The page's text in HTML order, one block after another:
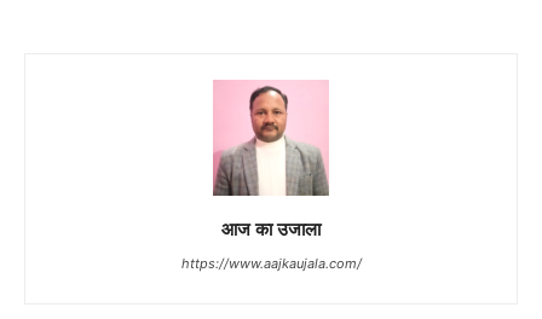
आज का उजाला
https://www.aajkaujala.com/